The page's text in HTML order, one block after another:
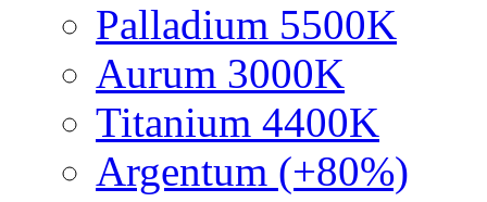
Palladium 5500K
Aurum 3000K
Titanium 4400K
Argentum (+80%)